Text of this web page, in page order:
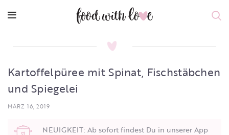
Kartoffelpüree mit Spinat, Fischstäbchen
und Spiegelei
MÄRZ 16, 2019
NEUIGKEIT: Ab sofort findest Du in unserer App